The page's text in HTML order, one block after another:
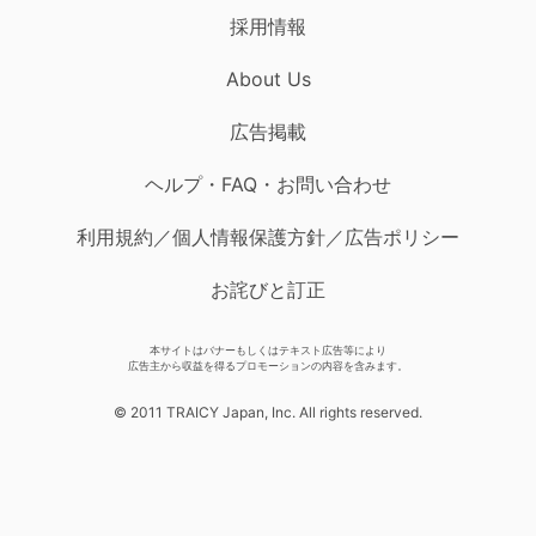
採用情報
About Us
広告掲載
ヘルプ・FAQ・お問い合わせ
利用規約／個人情報保護方針／広告ポリシー
お詫びと訂正
本サイトはバナーもしくはテキスト広告等により
広告主から収益を得るプロモーションの内容を含みます。
© 2011 TRAICY Japan, Inc. All rights reserved.